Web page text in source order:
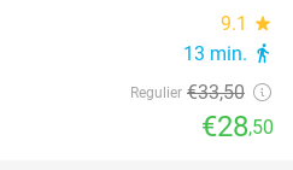
9.1 star
13 min. directions_walk
Regulier €33,50
€28,50